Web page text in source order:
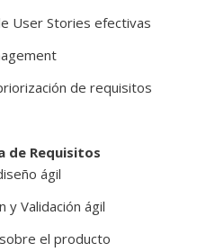
User Stories efectivas
de requisitos
de Requisitos
ágil
y Validación ágil
el producto